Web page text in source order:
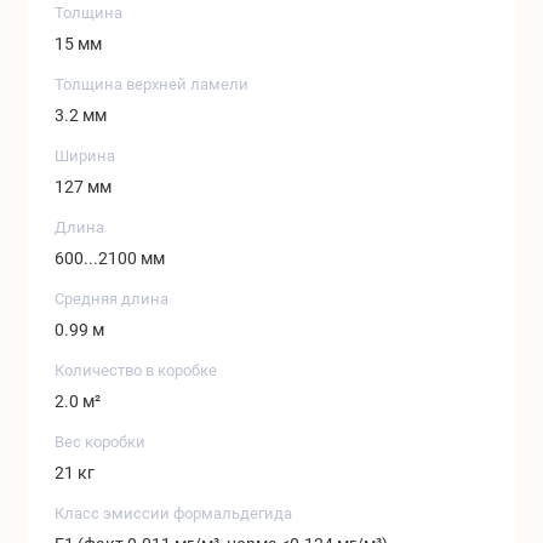
Толщина
15 мм
Толщина верхней ламели
3.2 мм
Ширина
127 мм
Длина
600...2100 мм
Средняя длина
0.99 м
Количество в коробке
2.0 м²
Вес коробки
21 кг
Класс эмиссии формальдегида